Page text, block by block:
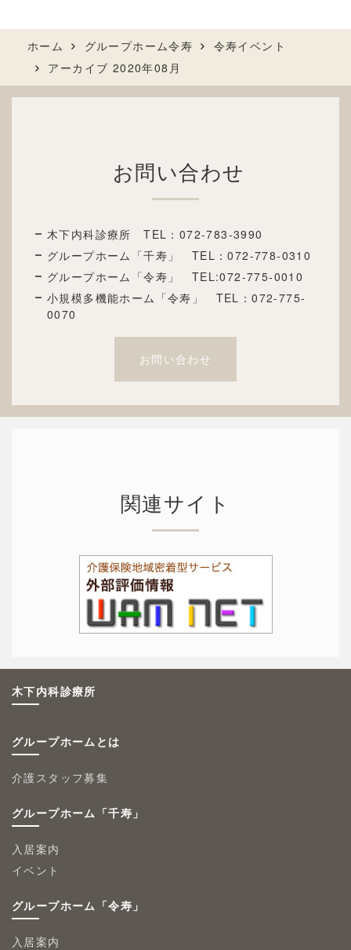
ホーム グループホーム令寿
令寿イベント
アーカイブ 2020年08月
お問い合わせ
木下内科診療所 TEL： 072-783-3990
グループホーム「千寿」 TEL：072-778-0310
グループホーム「令寿」 TEL:072-775-0010
小規模多機能ホーム「令寿」 TEL：072-775-
0070
お問い合わせ
関連サイト
木下内科診療所
グループホームとは
介護スタッフ募集
グループホーム「千寿」
入居案内
イベント
グループホーム「令寿」
入居案内